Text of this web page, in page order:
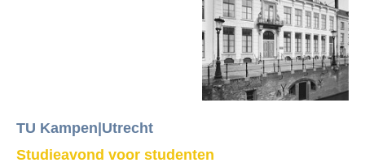
TU Kampen|Utrecht
Studieavond voor studenten